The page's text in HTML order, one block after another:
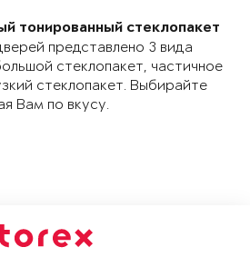
тонированный стеклопакет
представлено 3 вида
стеклопакет, частичное
стеклопакет. Выбирайте
Вам по вкусу.